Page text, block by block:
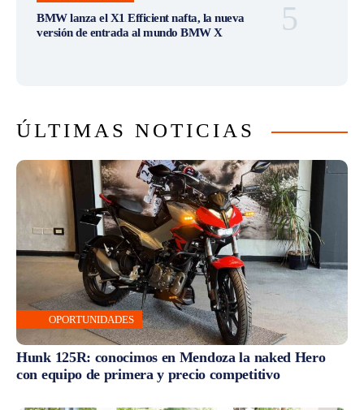
BMW lanza el X1 Efficient nafta, la nueva
versión de entrada al mundo BMW X
ÚLTIMAS NOTICIAS
OPORTUNIDADES
Hunk 125R: conocimos en Mendoza la naked Hero
con equipo de primera y precio competitivo